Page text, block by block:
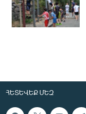
ՀԵՏԵՎԵՔ ՄԵԶ